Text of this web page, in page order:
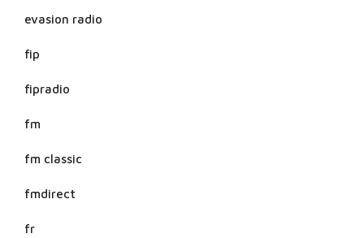
evasion radio
fip
fipradio
fm
fm classic
fmdirect
fr